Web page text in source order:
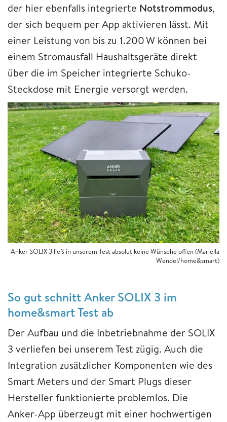
der hier ebenfalls integrierte Notstrommodus,
der sich bequem per App aktivieren lässt. Mit
einer Leistung von bis zu 1.200 W können bei
einem Stromausfall Haushaltsgeräte direkt
über die im Speicher integrierte Schuko-
Steckdose mit Energie versorgt werden.
Anker SOLIX 3 ließ in unserem Test absolut keine Wünsche offen (Mariella
Wendel/home&smart)
So gut schnitt Anker SOLIX 3 im
home&smart Test ab
Der Aufbau und die Inbetriebnahme der SOLIX
3 verliefen bei unserem Test zügig. Auch die
Integration zusätzlicher Komponenten wie des
Smart Meters und der Smart Plugs dieser
Hersteller funktionierte problemlos. Die
Anker-App überzeugt mit einer hochwertigen